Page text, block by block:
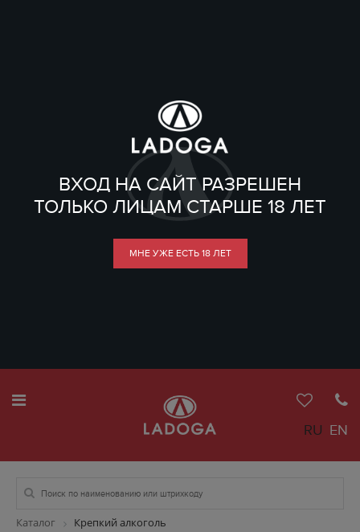
ВХОД НА САЙТ РАЗРЕШЕН
ТОЛЬКО ЛИЦАМ СТАРШЕ 18 ЛЕТ
МНЕ УЖЕ ЕСТЬ 18 ЛЕТ
RU EN
Каталог Крепкий алкоголь